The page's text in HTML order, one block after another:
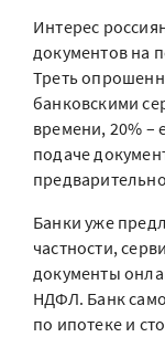
Интерес
документов на
Треть
банковскими
времени, 20% –
подаче
Банки уже
частности,
документы
НДФЛ. Банк
по ипотеке и